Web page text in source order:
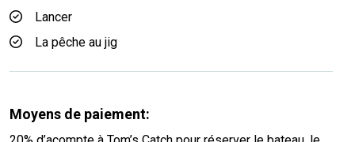
Lancer
La pêche au jig
Moyens de paiement: